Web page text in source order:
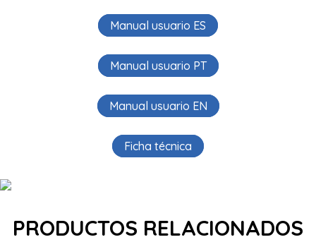
Manual usuario ES
Manual usuario PT
Manual usuario EN
Ficha técnica
PRODUCTOS RELACIONADOS